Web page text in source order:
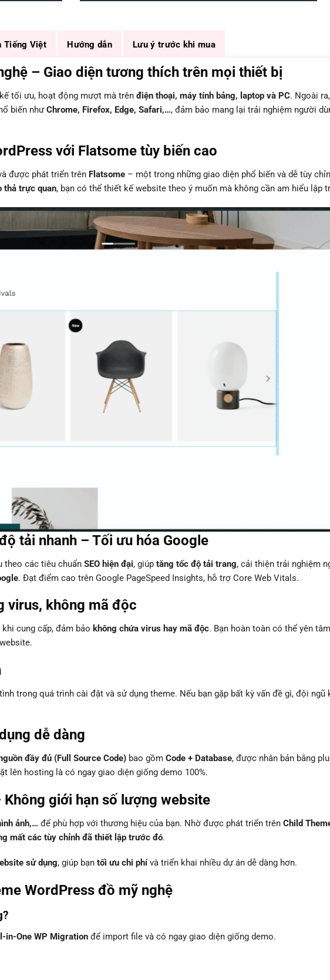
Tiếng Việt Hướng dẫn Lưu ý trước khi mua
– Giao diện tương thích trên mọi thiết bị
tối ưu, hoạt động mượt mà trên điện thoại, máy tính bảng, laptop và PC. Ngoài ra,
biến nhưChrome, Firefox, Edge, Safari,…, đảm bảo mang lại trải nghiệm người
với Flatsome tùy biến cao
được phát triển trên Flatsome – một trong những giao diện phổ biến và dễ tùy
thả trực quan, bạn có thể thiết kế website theo ý muốn mà không cần am hiểu lập
tải nhanh – Tối ưu hóa Google
theo các tiêu chuẩn SEO hiện đại, giúp tăng tốc độ tải trang, cải thiện trải nghiệm
. Đạt điểm cao trên Google PageSpeed Insights, hỗ trợ Core Web Vitals.
virus, không mã độc
cung cấp, đảm bảo không chứa virus hay mã độc. Bạn hoàn toàn có thể yên
trong quá trình cài đặt và sử dụng theme. Nếu bạn gặp bất kỳ vấn đề gì, đội ngũ
dễ dàng
đầy đủ (Full Source Code) bao gồm Code + Database, được nhân bản bằng
lên hosting là có ngay giao diện giống demo 100%.
giới hạn số lượng website
ảnh,… để phù hợp với thương hiệu của bạn. Nhờ được phát triển trên Child
mất các tùy chỉnh đã thiết lập trước đó.
sử dụng, giúp bạn tối ưu chi phívà triển khai nhiều dự án dễ dàng hơn.
WordPress đồ mỹ nghệ
in-One WP Migration để import file và có ngay giao diện giống demo.